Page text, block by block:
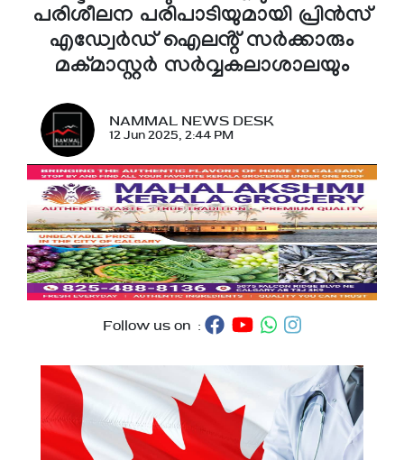
പരിശീലന പരിപാടിയുമായി പ്രിൻസ്
എഡ്വേർഡ് ഐലൻ്റ് സർക്കാരും
മക്മാസ്റ്റർ സർവ്വകലാശാലയും
NAMMAL NEWS DESK
12 Jun 2025, 2:44 PM
Follow us on :